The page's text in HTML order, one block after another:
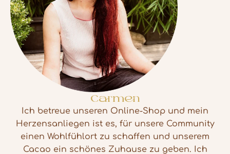
Carmen
Ich betreue unseren Online-Shop und mein
Herzensanliegen ist es, für unsere Community
einen Wohlfühlort zu schaffen und unserem
Cacao ein schönes Zuhause zu geben. Ich